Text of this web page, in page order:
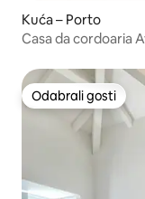
Kuća – Porto
Casa da cordoaria
Odabrali gosti
Odabrali gosti